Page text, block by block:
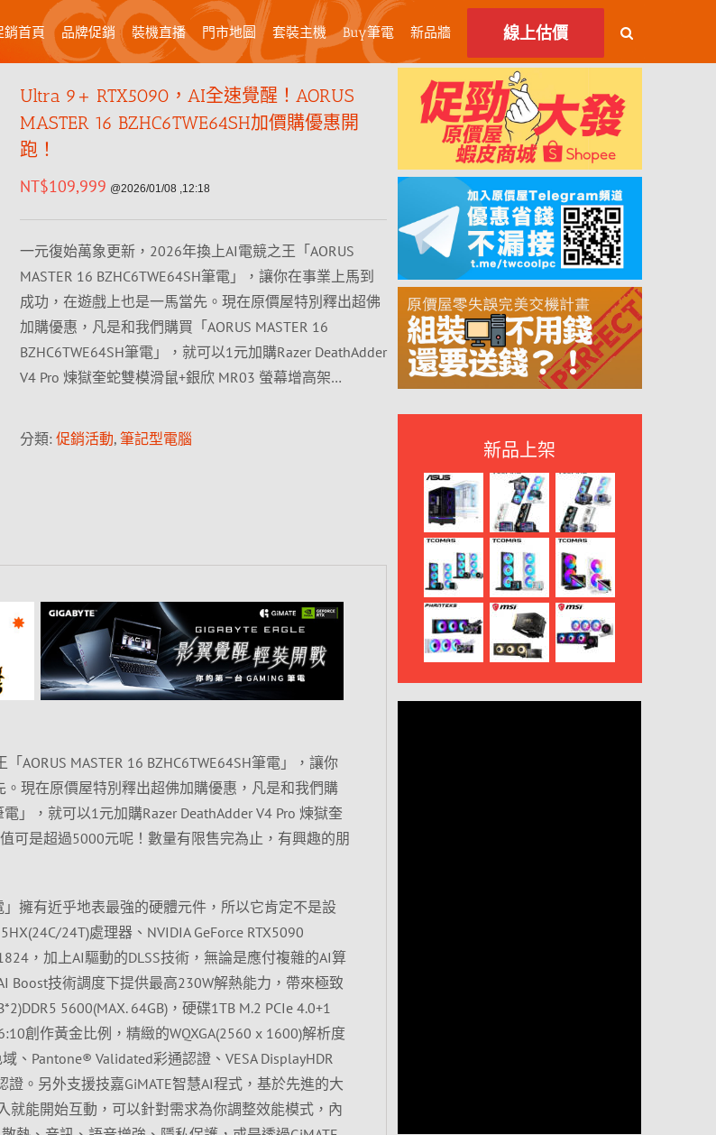
銷首頁 品牌促銷 裝機直播 門市地圖 套裝主機 Buy筆電 新品牆 線上估價
Ultra 9+ RTX5090，AI全速覺醒！AORUS
MASTER 16 BZHC6TWE64SH加價購優惠開
跑！
NT$109,999 @2026/01/08 ,12:18
一元復始萬象更新，2026年換上AI電競之王「AORUS
MASTER 16 BZHC6TWE64SH筆電」，讓你在事業上馬到
成功，在遊戲上也是一馬當先。現在原價屋特別釋出超佛
加購優惠，凡是和我們購買「AORUS MASTER 16
BZHC6TWE64SH筆電」，就可以1元加購Razer DeathAdder
V4 Pro 煉獄奎蛇雙模滑鼠+銀欣 MR03 螢幕增高架…
分類: 促銷活動, 筆記型電腦
AORUS MASTER 16 BZHC6TWE64SH筆電」，讓你
現在原價屋特別釋出超佛加購優惠，凡是和我們購
電」，就可以1元加購Razer DeathAdder V4 Pro 煉獄奎
可是超過5000元呢！數量有限售完為止，有興趣的朋
」擁有近乎地表最強的硬體元件，所以它肯定不是設
24T)處理器、NVIDIA GeForce RTX5090
，加上AI驅動的DLSS技術，無論是應付複雜的AI算
Boost技術調度下提供最高230W解熱能力，帶來極致
5600(MAX. 64GB)，硬碟1TB M.2 PCIe 4.0+1
創作黃金比例，精緻的WQXGA(2560 x 1600)解析度
、Pantone® Validated彩通認證、VESA DisplayHDR
證。另外支援技嘉GiMATE智慧AI程式，基於先進的大
就能開始互動，可以針對需求為你調整效能模式，內
新品上架